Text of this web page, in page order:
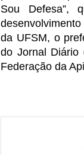
Sou Defesa”,
da UFSM, o
do Jornal Diário
Federação da